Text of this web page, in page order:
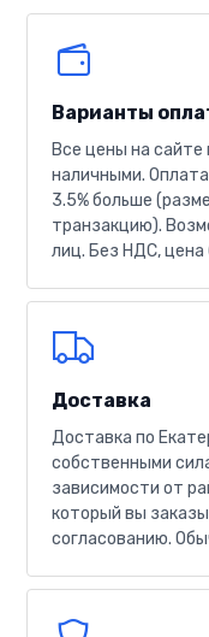
Варианты
Все цены на
наличными.
3.5% больше
транзакцию).
лиц. Без НДС, цена
Доставка
Доставка по
собственными
зависимости от
который вы
согласованию.